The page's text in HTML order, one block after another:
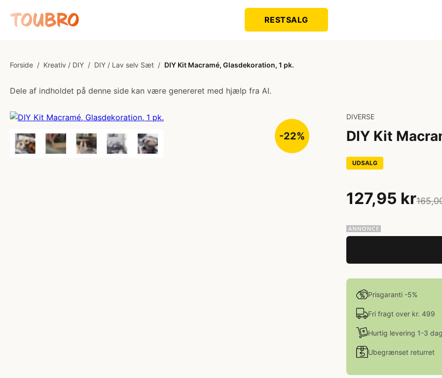
RESTSALG
Forside / Kreativ / DIY / DIY / Lav selv Sæt / DIY Kit Macramé, Glasdekoration, 1 pk.
Dele af indholdet på denne side kan være genereret med hjælp fra AI.
-22%
DIVERSE
DIY Kit
UDSALG
127,95 kr
Prisgaranti -5%
Fri fragt over kr. 499
Hurtig levering 1-3
Ubegrænset returret